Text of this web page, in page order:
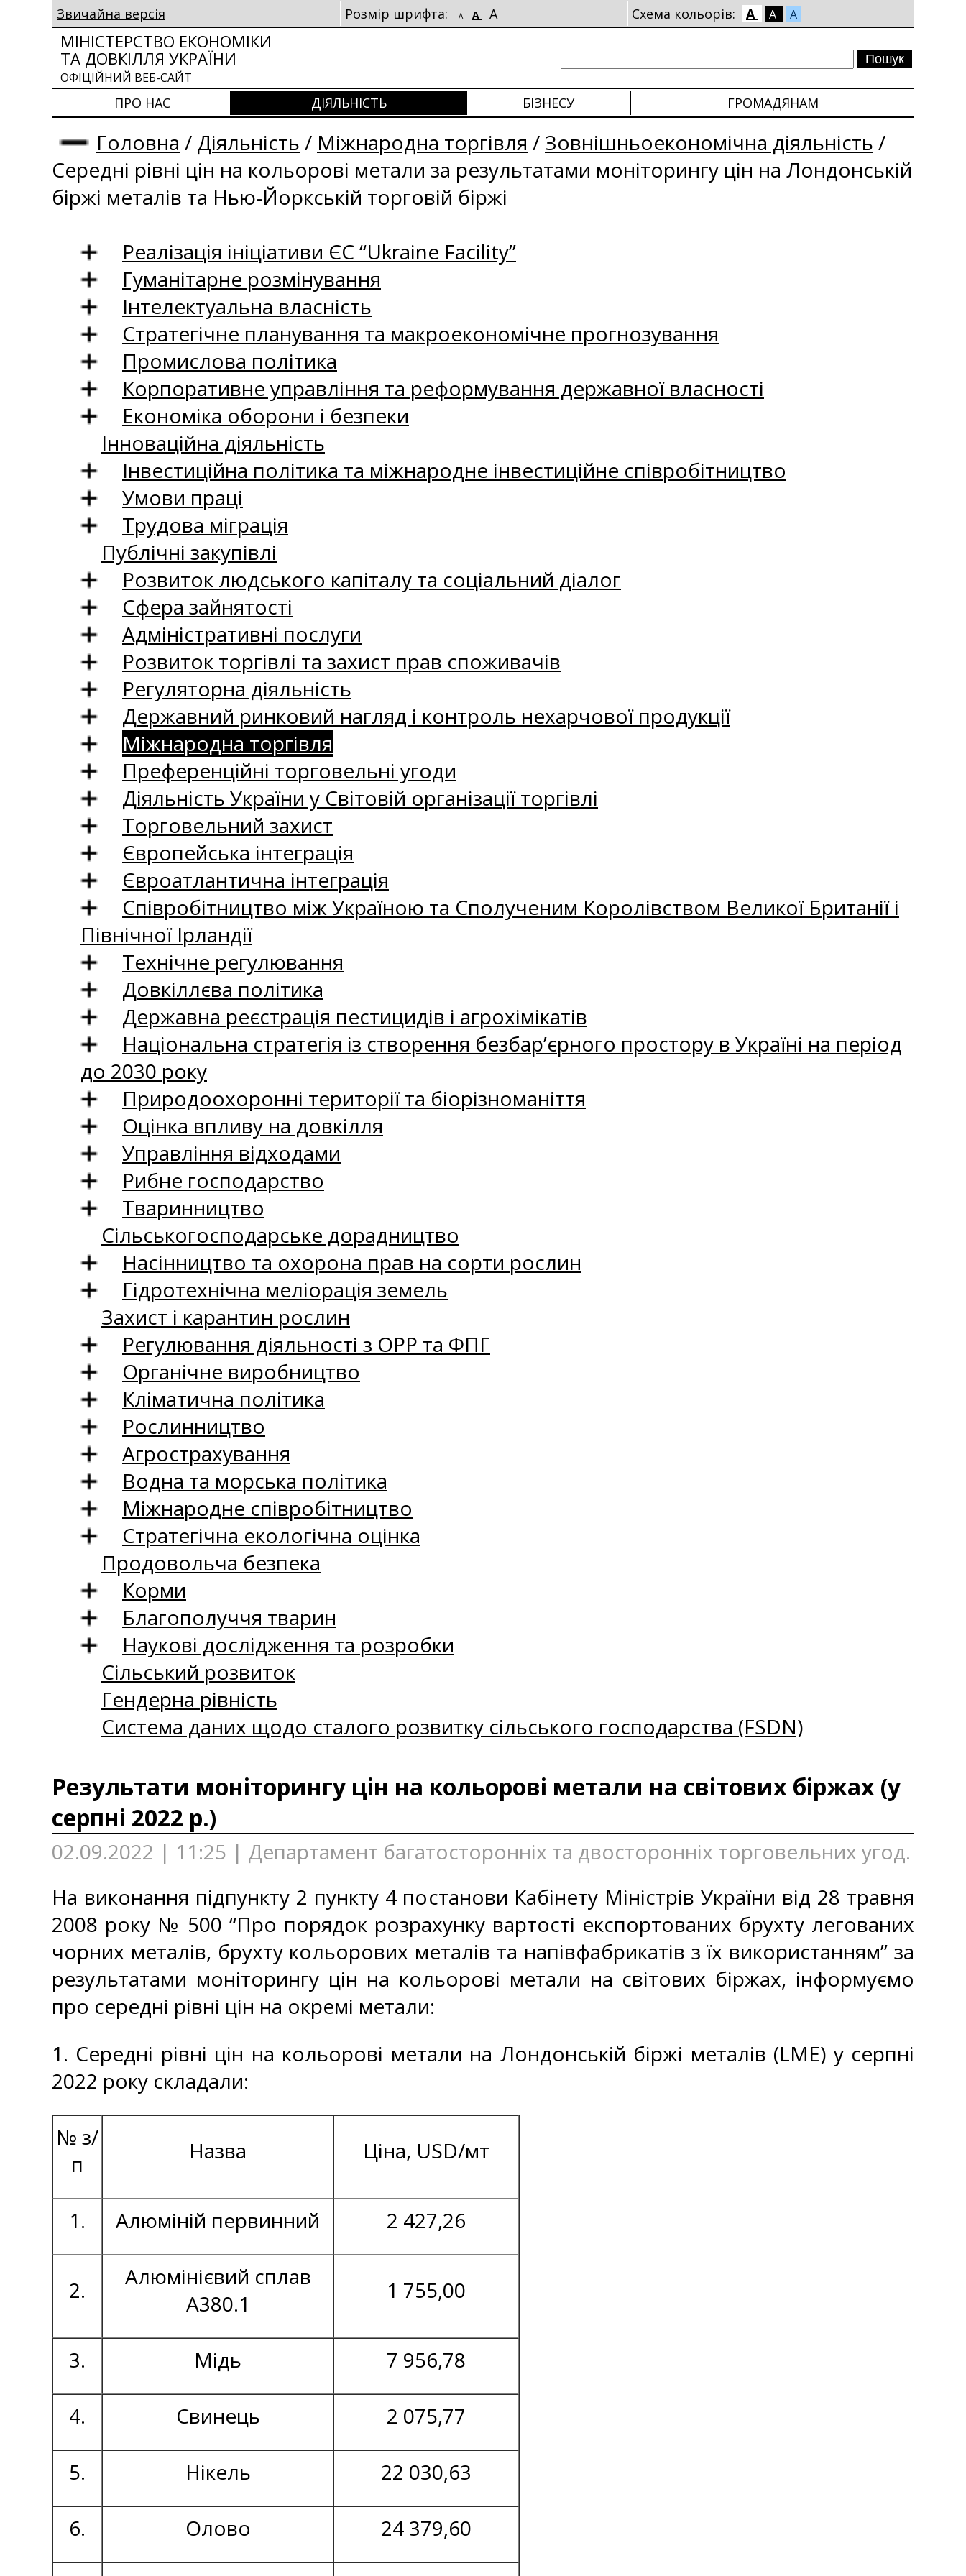
Звичайна версія Розмір шрифта: A A A Схема кольорів: A A A
МІНІСТЕРСТВО ЕКОНОМІКИ
ТА ДОВКІЛЛЯ УКРАЇНИ
ОФІЦІЙНИЙ ВЕБ-САЙТ
ПРО НАС ДІЯЛЬНІСТЬ БІЗНЕСУ ГРОМАДЯНАМ
Головна / Діяльність / Міжнародна торгівля / Зовнішньоекономічна діяльність /
Середні рівні цін на кольорові метали за результатами моніторингу цін на Лондонській
біржі металів та Нью-Йоркській торговій біржі
Реалізація ініціативи ЄС “Ukraine Facility”
Гуманітарне розмінування
Інтелектуальна власність
Стратегічне планування та макроекономічне прогнозування
Промислова політика
Корпоративне управління та реформування державної власності
Економіка оборони і безпеки
Інноваційна діяльність
Інвестиційна політика та міжнародне інвестиційне співробітництво
Умови праці
Трудова міграція
Публічні закупівлі
Розвиток людського капіталу та соціальний діалог
Сфера зайнятості
Адміністративні послуги
Розвиток торгівлі та захист прав споживачів
Регуляторна діяльність
Державний ринковий нагляд і контроль нехарчової продукції
Міжнародна торгівля
Преференційні торговельні угоди
Діяльність України у Світовій організації торгівлі
Торговельний захист
Європейська інтеграція
Євроатлантична інтеграція
Співробітництво між Україною та Сполученим Королівством Великої Британії і
Північної Ірландії
Технічне регулювання
Довкіллєва політика
Державна реєстрація пестицидів і агрохімікатів
Національна стратегія із створення безбар’єрного простору в Україні на період
до 2030 року
Природоохоронні території та біорізноманіття
Оцінка впливу на довкілля
Управління відходами
Рибне господарство
Тваринництво
Сільськогосподарське дорадництво
Насінництво та охорона прав на сорти рослин
Гідротехнічна меліорація земель
Захист і карантин рослин
Регулювання діяльності з ОРР та ФПГ
Органічне виробництво
Кліматична політика
Рослинництво
Агрострахування
Водна та морська політика
Міжнародне співробітництво
Стратегічна екологічна оцінка
Продовольча безпека
Корми
Благополуччя тварин
Наукові дослідження та розробки
Сільський розвиток
Гендерна рівність
Система даних щодо сталого розвитку сільського господарства (FSDN)
Результати моніторингу цін на кольорові метали на світових біржах (у
серпні 2022 р.)
02.09.2022 | 11:25 | Департамент багатосторонніх та двосторонніх торговельних угод.
На виконання підпункту 2 пункту 4 постанови Кабінету Міністрів України від 28 травня
2008 року № 500 “Про порядок розрахунку вартості експортованих брухту легованих
чорних металів, брухту кольорових металів та напівфабрикатів з їх використанням” за
результатами моніторингу цін на кольорові метали на світових біржах, інформуємо
про середні рівні цін на окремі метали:
1. Середні рівні цін на кольорові метали на Лондонській біржі металів (LME) у серпні
2022 року складали:
№ з/
п
Назва Ціна, USD/мт
1. Алюміній первинний 2 427,26
2.
Алюмінієвий сплав
А380.1
1 755,00
3. Мідь 7 956,78
4. Свинець 2 075,77
5. Нікель 22 030,63
6. Олово 24 379,60